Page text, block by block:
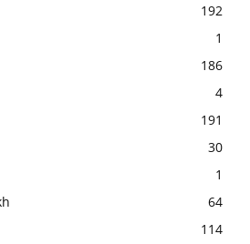
192
1
186
4
191
30
1
64
114